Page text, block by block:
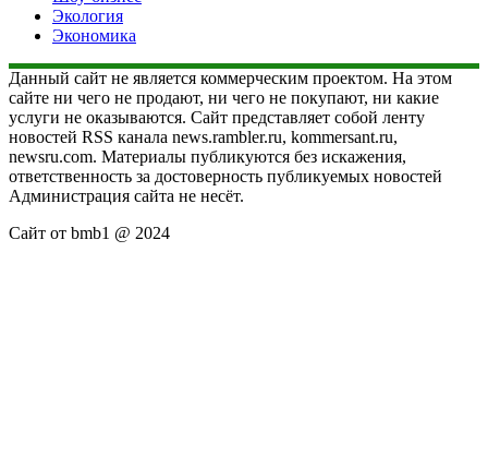
Экология
Экономика
Данный сайт не является коммерческим проектом. На этом
сайте ни чего не продают, ни чего не покупают, ни какие
услуги не оказываются. Сайт представляет собой ленту
новостей RSS канала news.rambler.ru, kommersant.ru,
newsru.com. Материалы публикуются без искажения,
ответственность за достоверность публикуемых новостей
Администрация сайта не несёт.
Сайт от bmb1 @ 2024